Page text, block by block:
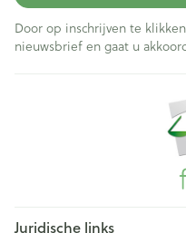
Door op inschrijven te
nieuwsbrief en gaat u
Juridische links